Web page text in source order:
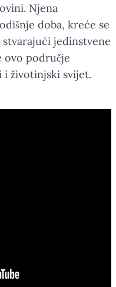
Njena
doba, kreće se
jedinstvene
ovo područje
i životinjski svijet.